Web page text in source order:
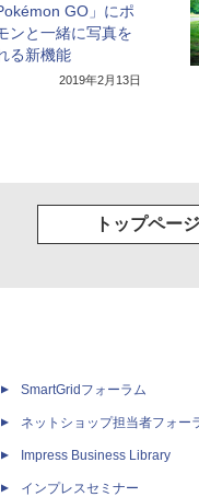
GO」にポ
ンと一緒に写真を
る新機能
2019年2月13日
トップペー
SmartGridフォーラム
ネットショップ担当者フォー
Impress Business Library
インプレスセミナー